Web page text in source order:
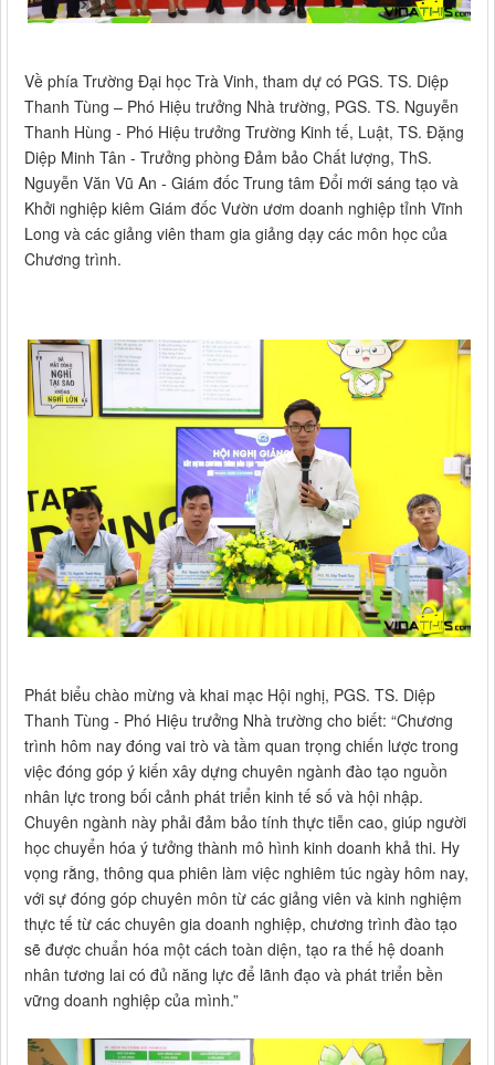
Về phía Trường Đại học Trà Vinh, tham dự có PGS. TS. Diệp
Thanh Tùng – Phó Hiệu trưởng Nhà trường, PGS. TS. Nguyễn
Thanh Hùng - Phó Hiệu trưởng Trường Kinh tế, Luật, TS. Đặng
Diệp Minh Tân - Trưởng phòng Đảm bảo Chất lượng, ThS.
Nguyễn Văn Vũ An - Giám đốc Trung tâm Đổi mới sáng tạo và
Khởi nghiệp kiêm Giám đốc Vườn ươm doanh nghiệp tỉnh Vĩnh
Long và các giảng viên tham gia giảng dạy các môn học của
Chương trình.
Phát biểu chào mừng và khai mạc Hội nghị, PGS. TS. Diệp
Thanh Tùng - Phó Hiệu trưởng Nhà trường cho biết: “Chương
trình hôm nay đóng vai trò và tầm quan trọng chiến lược trong
việc đóng góp ý kiến xây dựng chuyên ngành đào tạo nguồn
nhân lực trong bối cảnh phát triển kinh tế số và hội nhập.
Chuyên ngành này phải đảm bảo tính thực tiễn cao, giúp người
học chuyển hóa ý tưởng thành mô hình kinh doanh khả thi. Hy
vọng rằng, thông qua phiên làm việc nghiêm túc ngày hôm nay,
với sự đóng góp chuyên môn từ các giảng viên và kinh nghiệm
thực tế từ các chuyên gia doanh nghiệp, chương trình đào tạo
sẽ được chuẩn hóa một cách toàn diện, tạo ra thế hệ doanh
nhân tương lai có đủ năng lực để lãnh đạo và phát triển bền
vững doanh nghiệp của mình.”